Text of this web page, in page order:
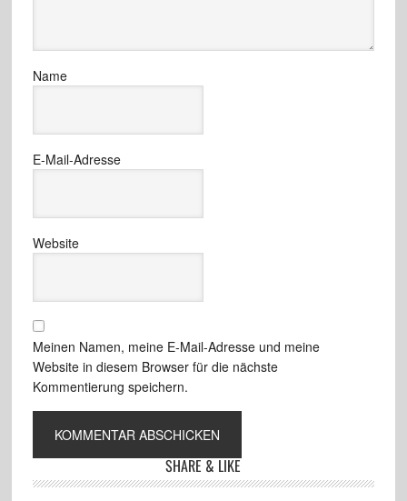
Name
E-Mail-Adresse
Website
Meinen Namen, meine E-Mail-Adresse und meine
Website in diesem Browser für die nächste
Kommentierung speichern.
SHARE & LIKE